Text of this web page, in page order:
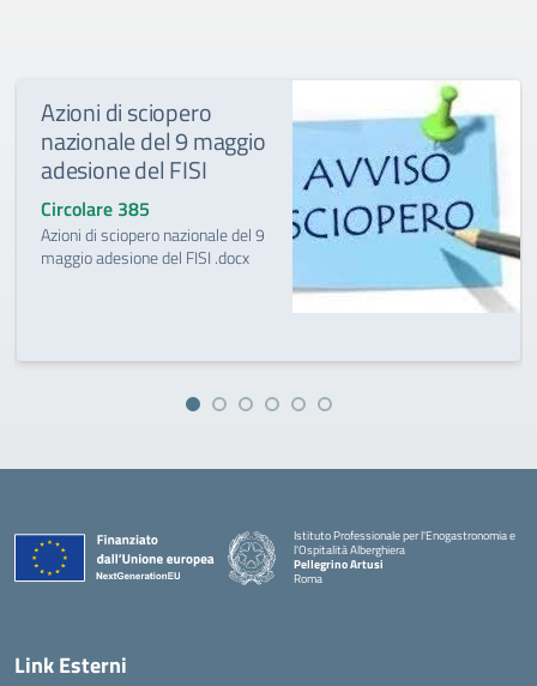
Azioni di sciopero
nazionale del 9 maggio
adesione del FISI
Circolare 385
Azioni di sciopero nazionale del 9
maggio adesione del FISI .docx
Istituto Professionale per l'Enogastronomia e
l'Ospitalità Alberghiera
Pellegrino Artusi
Roma
Link Esterni